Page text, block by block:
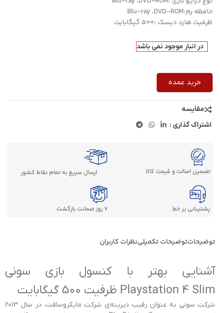
حافظه رم:Blu-ray ،DVD-ROM
ظرفیت هارد دیسک :500 گیگابایت
در انبار موجود نمی باشد
خرید عمده
مقایسه
اشتراک گذاری :
تضمین اصالت و قیمت کالا ارسال سریع به تمام نقاط کشور
پشتیبانی بر خط 7 روز ضمانت بازگشت
توضیحاتتوضیحات تکمیلینظرات کاربران
آشنایی بهتر با کنسول بازی سونی
Playstation 4 Slim ظرفیت 500 گیگابایت
شرکت سونی به عنوان رقیب دیرینه‌ی شرکت مایکروسافت، در سال 2013